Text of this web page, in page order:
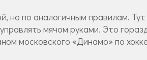
но по аналогичным правилам.
мячом руками. Это
московского «Динамо» по